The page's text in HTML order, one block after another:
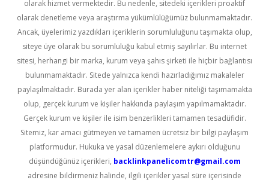
olarak hizmet vermektedir. Bu nedenle, sitedeki içerikleri proaktif
olarak denetleme veya araştırma yükümlülüğümüz bulunmamaktadır.
Ancak, üyelerimiz yazdıkları içeriklerin sorumluluğunu taşımakta olup,
siteye üye olarak bu sorumluluğu kabul etmiş sayılırlar. Bu internet
sitesi, herhangi bir marka, kurum veya şahıs şirketi ile hiçbir bağlantısı
bulunmamaktadır. Sitede yalnızca kendi hazırladığımız makaleler
paylaşılmaktadır. Burada yer alan içerikler haber niteliği taşımamakta
olup, gerçek kurum ve kişiler hakkında paylaşım yapılmamaktadır.
Gerçek kurum ve kişiler ile isim benzerlikleri tamamen tesadüfidir.
Sitemiz, kar amacı gütmeyen ve tamamen ücretsiz bir bilgi paylaşım
platformudur. Hukuka ve yasal düzenlemelere aykırı olduğunu
düşündüğünüz içerikleri, backlinkpanelicomtr@gmail.com
adresine bildirmeniz halinde, ilgili içerikler yasal süre içerisinde